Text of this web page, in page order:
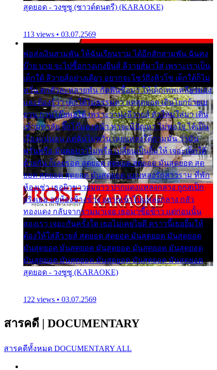
สุดยอด - วงซูซู (ซาวด์ดนตรี) (KARAOKE)
113 views • 03.07.2569
พ่อส่งเงินสามพัน ให้ฉันเรียนราม ได้อีกสักสามพัน ฉันคง
บ๊าย บาย จะไปซื้อกางเกงยีนส์ ลีวายส์มาใส่ เพราะเราเป็น
เด็กใต้ ลีวายส์อย่างเดียว อยากจะโชว์ถึงหิวโซ เด็กใต้ก็ไม่
หวั่น ตกตัวละหลายพัน กัดฟันซื้อมา ให้เด็กเทพเหลียวมอง
และต้องรู้ว่า เด็กใต้ไม่ธรรมดา แต่สุดยอด เดินโยกย้ายเย
ยวน กวนโอ๊ยพอได้ เพราะว่านุ่งลีวายส์ ตัวใหม่ใส่มา เดิน
เข้ามหาลัย จิ๊กโก๊มองหน้า ท่าจะมีปัญหา ไม่พอใจ ได้เป็น
เรื่องแน่นอน แต่ฉันไม่หวั่น เลยแหลงใต้ถามมัน ว่ามัน
พรั่นพรือ มันตอบว่าไม่พรื่อ เปลี่ยนเป็นยิ้มให้ เจอะเด็กใต้
ด้วยกัน ก็เลยรอด สุดยอด สุดยอด สุดยอด มันสุดยอด สุด
ยอด สุดยอด สุดยอด มันสุดยอด แอบหลงรักสาวราม ที่พัก
ห้องเช่า เธอผิวขาวผมยาว ปากแดงแหลงกลาง ถูกสเป็ก
จริงเธอ อยู่ห้องข้างข้าง อยากเข้าไปแหลงกลาง กลัว
ทองแดง กลับจากรามมาเจอ เธอมาซื้อข้าว แต่ก่อนนั้น
สองเรา เจอะกันครั้งใด เธอไม่เคยไยดี คราวนี้เธอยิ้มให้
ต้องให้ใส่ลีวายส์ สุดยอด สุดยอด มันสุดยอด มันสุดยอด
มันสุดยอด มันสุดยอด มันสุดยอด มันสุดยอด มันสุดยอด
มันสุดยอด มันสุดยอด มันสุดยอด มันสุดยอด มันสุดยอด
สุดยอด - วงซูซู (KARAOKE)
122 views • 03.07.2569
สารคดี | DOCUMENTARY
สารคดีทั้งหมด DOCUMENTARY ALL